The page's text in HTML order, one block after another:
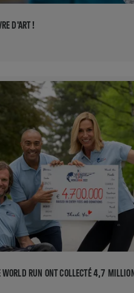
D'ART !
RUN ONT COLLECTÉ 4,7